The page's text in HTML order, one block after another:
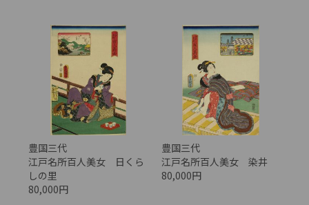
豊国三代
江戸名所百人美女 日くら
しの里
80,000円
豊国三代
江戸名所百人美女 染井
80,000円